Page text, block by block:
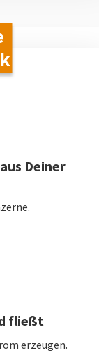
Deiner
fließt
erzeugen.